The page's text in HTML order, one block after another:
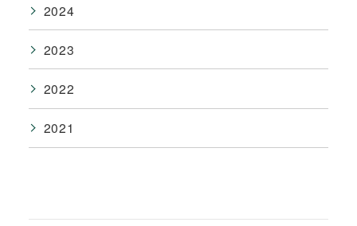
2024
2023
2022
2021